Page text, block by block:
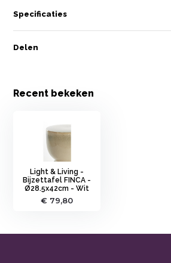
Specificaties
Delen
Recent bekeken
Light & Living -
Bijzettafel FINCA -
Ø28.5x42cm - Wit
€ 79,80